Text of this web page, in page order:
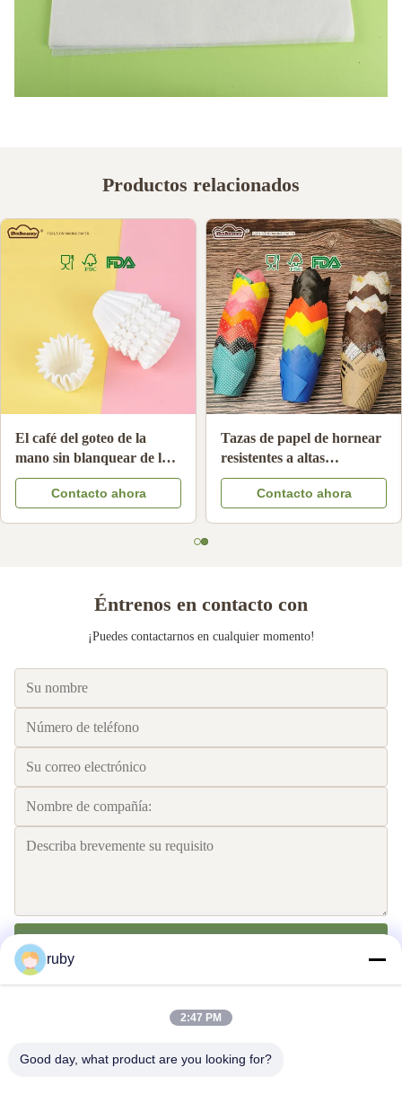
Productos relacionados
El café del goteo de la
mano sin blanquear de la
categoría alimenticia filtra
el papel resistente del tamiz
Contacto ahora
Tazas de papel de hornear
resistentes a altas
temperaturas
Contacto ahora
Éntrenos en contacto con
¡Puedes contactarnos en cualquier momento!
ruby
2:47 PM
Good day, what product are you looking for?